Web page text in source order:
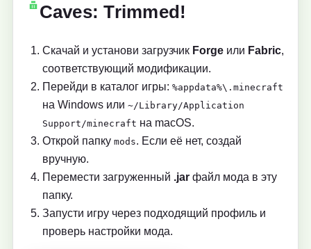
Caves: Trimmed!
Скачай и установи загрузчик Forge или Fabric,
соответствующий модификации.
Перейди в каталог игры: %appdata%\.minecraft
на Windows или ~/Library/Application
Support/minecraft на macOS.
Открой папку mods. Если её нет, создай
вручную.
Перемести загруженный .jar файл мода в эту
папку.
Запусти игру через подходящий профиль и
проверь настройки мода.